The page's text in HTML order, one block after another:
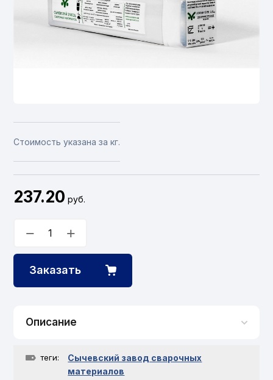
Стоимость указана за кг.
237.20 руб.
− +
Заказать
Описание
теги:
Сычевский завод сварочных
материалов